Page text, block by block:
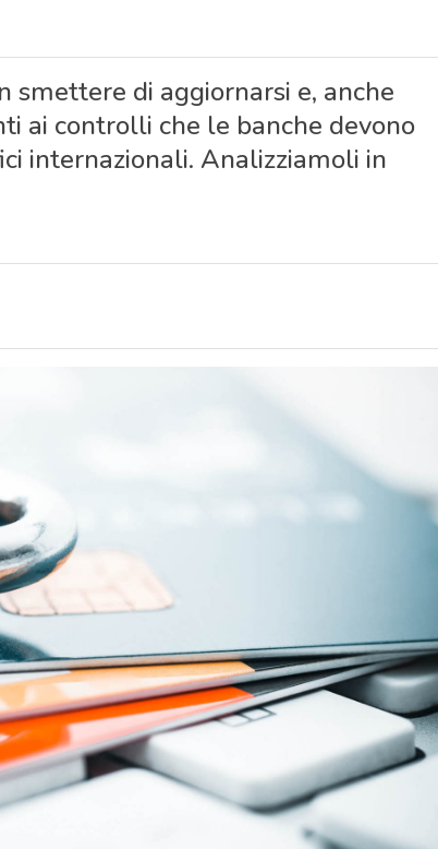
smettere di aggiornarsi e, anche
ai controlli che le banche devono
internazionali. Analizziamoli in
F